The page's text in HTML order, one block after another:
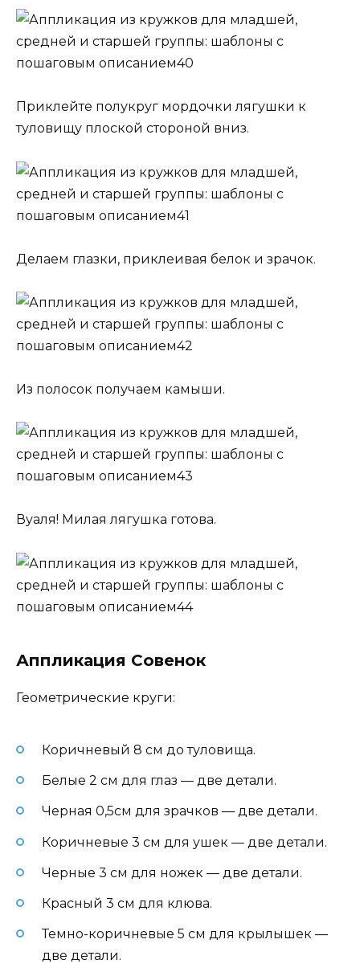
Приклейте полукруг мордочки лягушки к
туловищу плоской стороной вниз.
Делаем глазки, приклеивая белок и зрачок.
Из полосок получаем камыши.
Вуаля! Милая лягушка готова.
Аппликация Совенок
Геометрические круги:
Коричневый 8 см до туловища.
Белые 2 см для глаз — две детали.
Черная 0,5см для зрачков — две детали.
Коричневые 3 см для ушек — две детали.
Черные 3 см для ножек — две детали.
Красный 3 см для клюва.
Темно-коричневые 5 см для крылышек —
две детали.